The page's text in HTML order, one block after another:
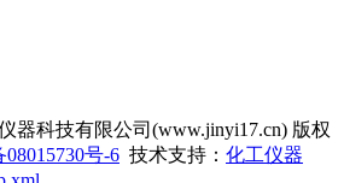
器科技有限公司(www.jinyi17.cn) 版权
号-6 技术支持： 化工仪器